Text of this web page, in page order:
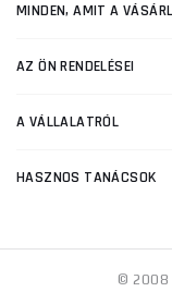
MINDEN, AMIT A
AZ ÖN RENDELÉSEI
A VÁLLALATRÓL
HASZNOS TANÁCSOK
© 2008